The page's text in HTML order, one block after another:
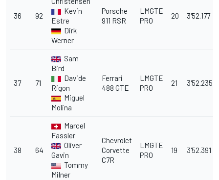
36 92
Kevin
Estre
Dirk
Werner
Porsche
911 RSR
LMGTE
PRO
20 3'52.177
37 71
Sam
Bird
Davide
Rigon
Miguel
Molina
Ferrari
488 GTE
LMGTE
PRO
21 3'52.235
38 64
Marcel
Fassler
Oliver
Gavin
Tommy
Milner
Chevrolet
Corvette
C7R
LMGTE
PRO
19 3'52.391